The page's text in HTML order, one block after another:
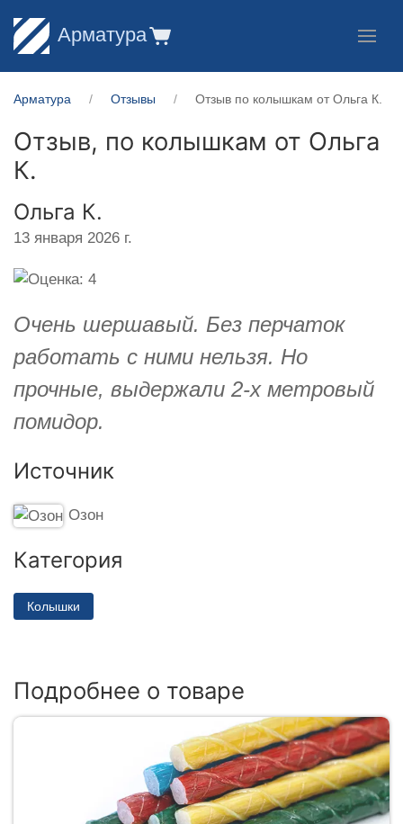
Арматура
Арматура Отзывы Отзыв по колышкам от Ольга К.
Отзыв, по колышкам от Ольга
К.
Ольга К.
13 января 2026 г.
Очень шершавый. Без перчаток
работать с ними нельзя. Но
прочные, выдержали 2-х метровый
помидор.
Источник
Озон
Категория
Колышки
Подробнее о товаре